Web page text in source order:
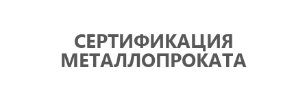
СЕРТИФИКАЦИЯ
МЕТАЛЛОПРОКАТА